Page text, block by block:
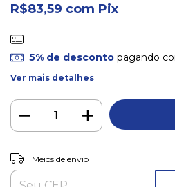
R$83,59 com Pix
5% de descontopagando
Ver mais detalhes
Entregas para o CEP:
Meios de envio